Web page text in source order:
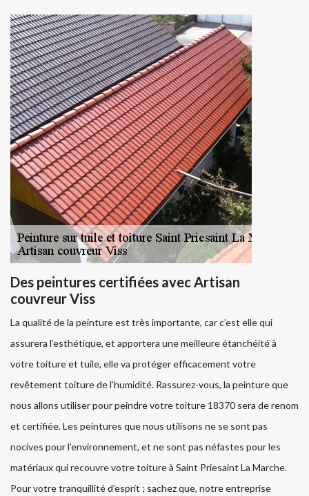
Des peintures certifiées avec Artisan
couvreur Viss
La qualité de la peinture est très importante, car c’est elle qui
assurera l’esthétique, et apportera une meilleure étanchéité à
votre toiture et tuile, elle va protéger efficacement votre
revêtement toiture de l’humidité. Rassurez-vous, la peinture que
nous allons utiliser pour peindre votre toiture 18370 sera de renom
et certifiée. Les peintures que nous utilisons ne se sont pas
nocives pour l’environnement, et ne sont pas néfastes pour les
matériaux qui recouvre votre toiture à Saint Priesaint La Marche.
Pour votre tranquillité d’esprit ; sachez que, notre entreprise